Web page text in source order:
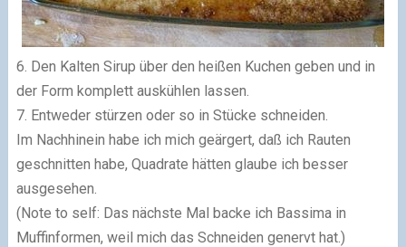
6. Den Kalten Sirup über den heißen Kuchen geben und in
der Form komplett auskühlen lassen.
7. Entweder stürzen oder so in Stücke schneiden.
Im Nachhinein habe ich mich geärgert, daß ich Rauten
geschnitten habe, Quadrate hätten glaube ich besser
ausgesehen.
(Note to self: Das nächste Mal backe ich Bassima in
Muffinformen, weil mich das Schneiden genervt hat.)